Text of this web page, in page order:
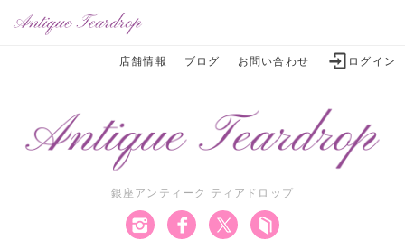
店舗情報 ブログ お問い合わせ ログイン
銀座アンティーク ティアドロップ